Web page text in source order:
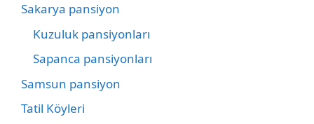
Sakarya pansiyon
Kuzuluk pansiyonları
Sapanca pansiyonları
Samsun pansiyon
Tatil Köyleri